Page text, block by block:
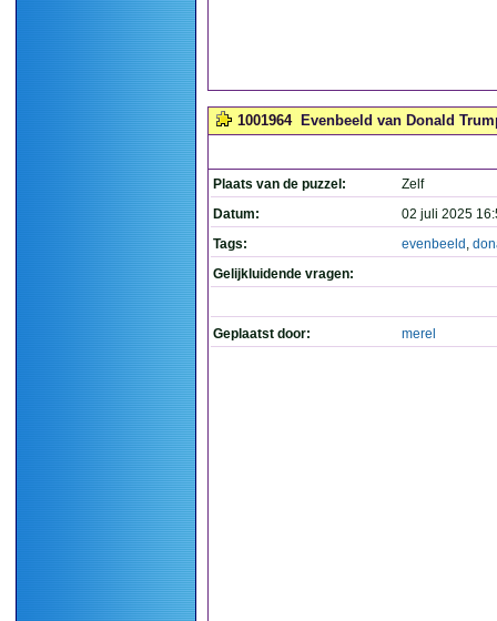
1001964 Evenbeeld van Donald
Plaats van de puzzel:
Zelf
Datum:
02 juli 2025
Tags:
evenbeeld ,
Gelijkluidende vragen:
Geplaatst door: merel